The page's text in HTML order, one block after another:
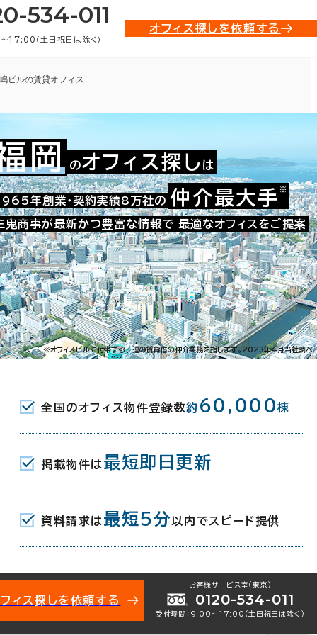
534-011
17:00（土日祝日は除く）
オフィス探しを依頼する
ビルの賃貸オフィス
お問い合わせ番号：010-01265
舞鶴2-1-4
岡市営空港線) 1番口 6分
岡 のオフィス探し は
年創業・契約実績8万社の 仲介最大手 ※
鬼商事が最新かつ豊富な情報で 最適なオフィスをご提案
※オフィスビルに付帯する一連の賃貸借の仲介業務を指します。2023年4月当社調べ
全国のオフィス物件登録数約 60,000棟
掲載物件は 最短即日更新
資料請求は 最短5分 以内でスピード提供
ィス探しを依頼する
お客様サービス室（東京）
0120-534-011
受付時間：9:00〜17:00（土日祝日は除く）